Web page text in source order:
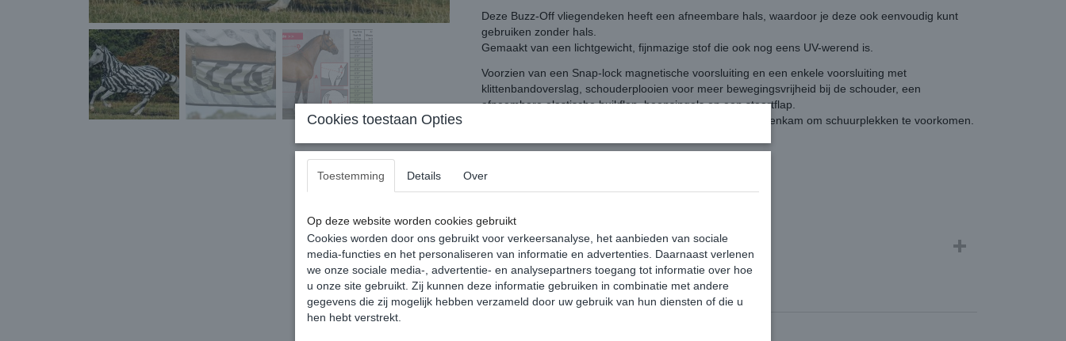
Deze Buzz-Off vliegendeken heeft een afneembare hals, waardoor je deze ook eenvoudig kunt
gebruiken zonder hals.
Gemaakt van een lichtgewicht, fijnmazige stof die ook nog eens UV-werend is.
Voorzien van een Snap-lock magnetische voorsluiting en een enkele voorsluiting met
klittenbandoverslag, schouderplooien voor meer bewegingsvrijheid bij de schouder, een
afneembare elastische buikflap, beensingels en een staartflap.
De deken heeft een gladde voering bij schouders en manenkam om schuurplekken te voorkomen.
Reacties
Cookies toestaan Opties
Toestemming Details Over
Op deze website worden cookies gebruikt
Cookies worden door ons gebruikt voor verkeersanalyse, het aanbieden van sociale
media-functies en het personaliseren van informatie en advertenties. Daarnaast verlenen
we onze sociale media-, advertentie- en analysepartners toegang tot informatie over hoe
u onze site gebruikt. Zij kunnen deze informatie gebruiken in combinatie met andere
gegevens die zij mogelijk hebben verzameld door uw gebruik van hun diensten of die u
hen hebt verstrekt.